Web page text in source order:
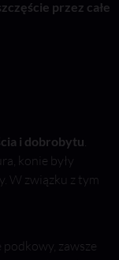
przez całe
i dobrobytu.
konie były
W związku z tym
zawsze